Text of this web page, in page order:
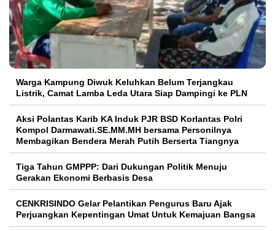
Warga Kampung Diwuk Keluhkan Belum Terjangkau
Listrik, Camat Lamba Leda Utara Siap Dampingi ke PLN
Aksi Polantas Karib KA Induk PJR BSD Korlantas Polri
Kompol Darmawati.SE.MM.MH bersama Personilnya
Membagikan Bendera Merah Putih Berserta Tiangnya
Tiga Tahun GMPPP: Dari Dukungan Politik Menuju
Gerakan Ekonomi Berbasis Desa
CENKRISINDO Gelar Pelantikan Pengurus Baru Ajak
Perjuangkan Kepentingan Umat Untuk Kemajuan Bangsa